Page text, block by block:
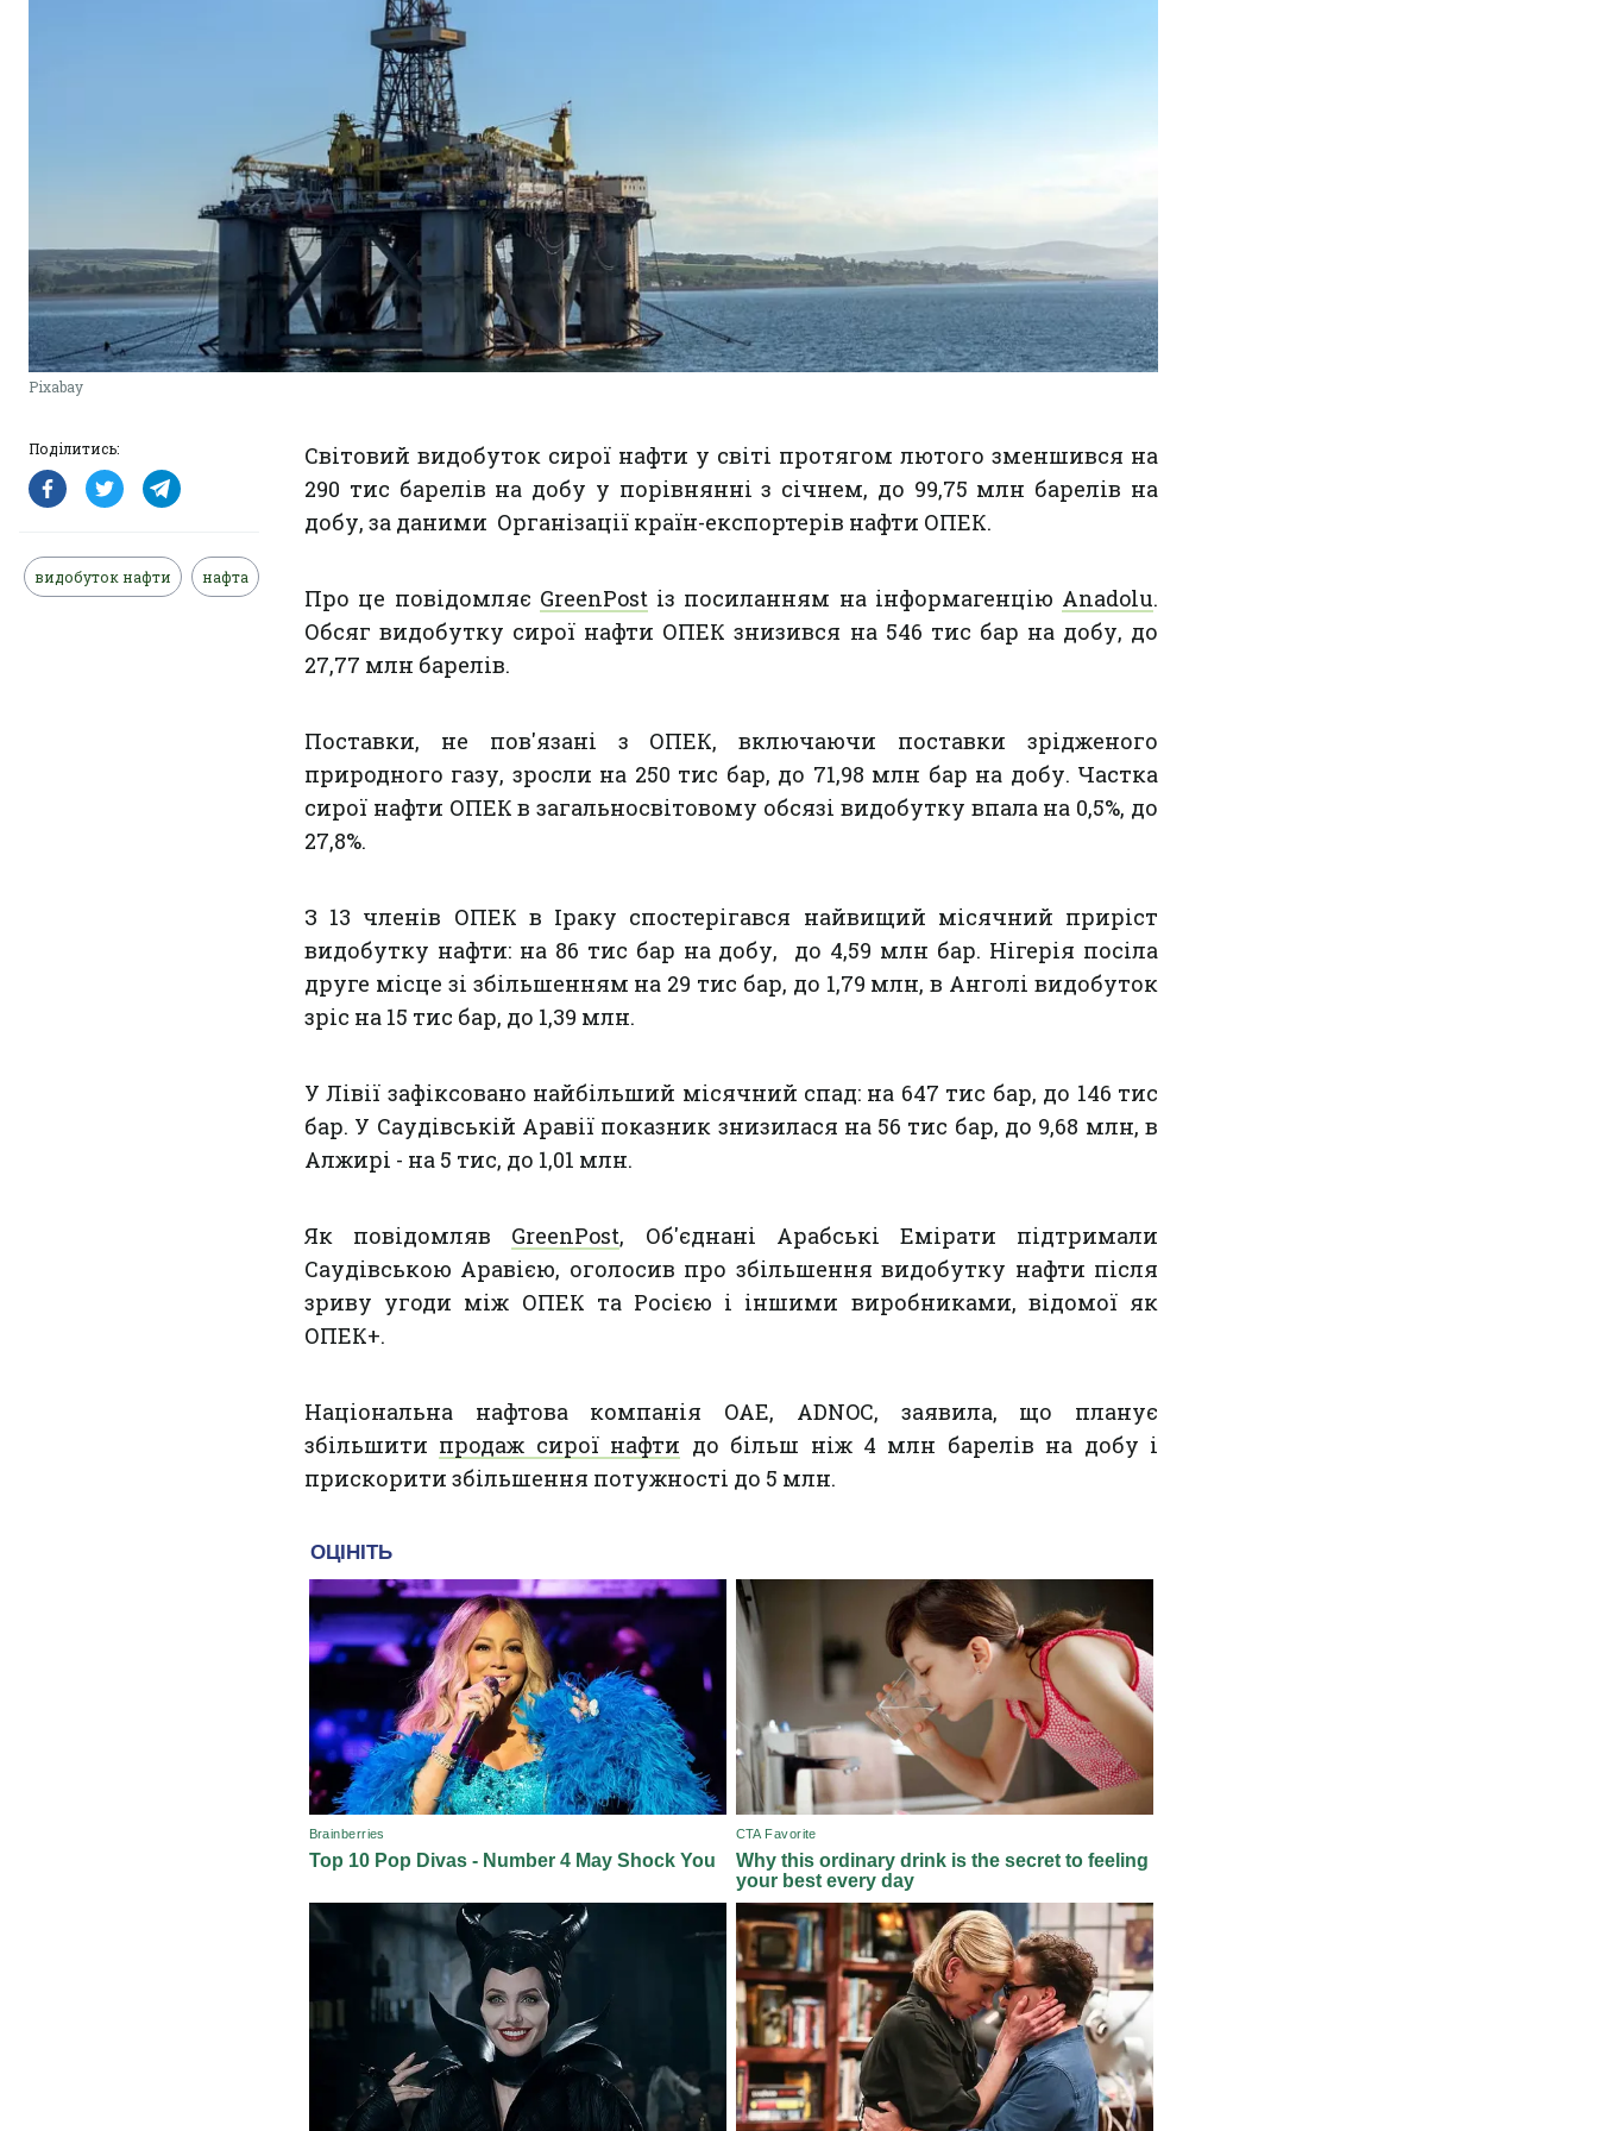
Pixabay
Поділитись:
видобуток нафти нафта
Світовий видобуток сирої нафти у світі протягом лютого зменшився на
290 тис барелів на добу у порівнянні з січнем, до 99,75 млн барелів на
добу, за даними Організації країн-експортерів нафти ОПЕК.
Про це повідомляє GreenPostіз посиланням на інформагенцію Anadolu.
Обсяг видобутку сирої нафти ОПЕК знизився на 546 тис бар на добу, до
27,77 млн ​​барелів.
Поставки, не пов'язані з ОПЕК, включаючи поставки зрідженого
природного газу, зросли на 250 тис бар, до 71,98 млн бар на добу. Частка
сирої нафти ОПЕК в загальносвітовому обсязі видобутку впала на 0,5%, до
27,8%.
З 13 членів ОПЕК в Іраку спостерігався найвищий місячний приріст
видобутку нафти: на 86 тис бар на добу, до 4,59 млн бар. Нігерія посіла
друге місце зі збільшенням на 29 тис бар, до 1,79 млн, в Анголі видобуток
зріс на 15 тис бар, до 1,39 млн.
У Лівії зафіксовано найбільший місячний спад: на 647 тис бар, до 146 тис
бар. У Саудівській Аравії показник знизилася на 56 тис бар, до 9,68 млн, в
Алжирі - на 5 тис, до 1,01 млн.
Як повідомляв GreenPost, Об'єднані Арабські Емірати підтримали
Саудівською Аравією, оголосив про збільшення видобутку нафти після
зриву угоди між ОПЕК та Росією і іншими виробниками, відомої як
ОПЕК+.
Національна нафтова компанія ОАЕ, ADNOC, заявила, що планує
збільшити продаж сирої нафти до більш ніж 4 млн барелів на добу і
прискорити збільшення потужності до 5 млн.